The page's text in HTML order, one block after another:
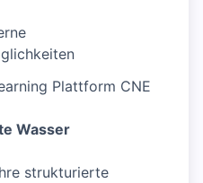
Plattform CNE
Wasser
strukturierte